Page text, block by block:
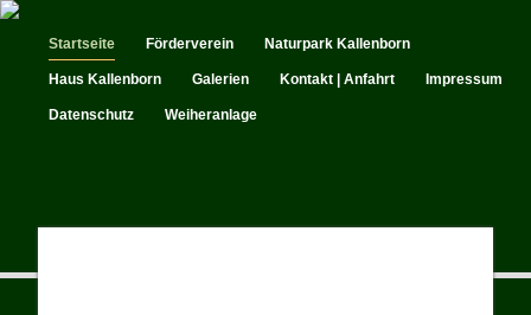
Startseite Förderverein Naturpark Kallenborn
Haus Kallenborn Galerien Kontakt | Anfahrt Impressum
Datenschutz Weiheranlage